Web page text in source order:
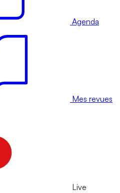
Agenda
Mes revues
Live